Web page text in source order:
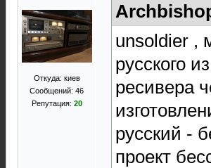
Откуда: киев
Сообщений: 46
Репутация: 20
unsoldier ,
русского
ресивера
русский -
проект